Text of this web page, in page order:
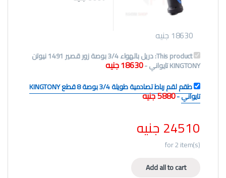
18630 جنيه
This product: دريل بالهواء 3/4 بوصة زور قصير 1491 نيوتن
KINGTONY تايواني -
18630جنيه
طقم لقم رباط تصادمية طويلة 3/4 بوصة 8 قطع KINGTONY
تايواني-
5880جنيه
24510 جنيه
for2item(s)
Add all to cart